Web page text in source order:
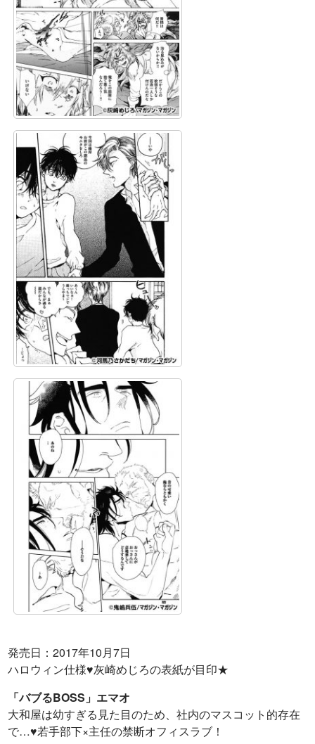
発売日：2017年10月7日
ハロウィン仕様♥灰崎めじろの表紙が目印★
「バブるBOSS」エマオ
大和屋は幼すぎる見た目のため、社内のマスコット的存在
で…♥若手部下×主任の禁断オフィスラブ！